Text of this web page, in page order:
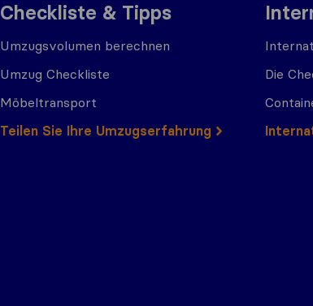
Checkliste & Tipps
Umzugsvolumen berechnen
Umzug Checkliste
Möbeltransport
Teilen Sie Ihre Umzugserfahrung
Die